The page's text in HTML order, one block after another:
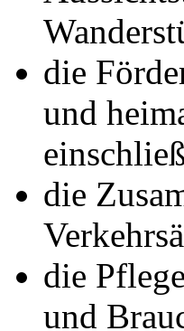
die
und
die
die
und